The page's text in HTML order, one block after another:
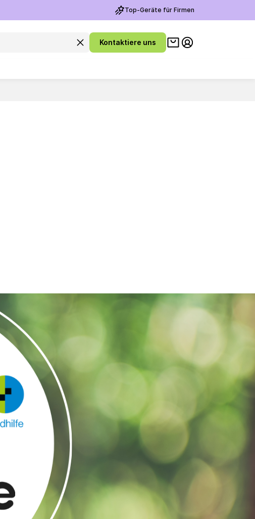
Top-Geräte für Firmen
Suchanfrage leeren
Kontaktiere uns
Warenkorb ansehen